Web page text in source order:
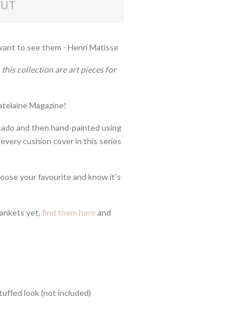
to see them - Henri Matisse
collection are art pieces for
Magazine!
and then hand-painted using
cushion cover in this series
your favourite and know it's
yet, find them here and
look (not included)